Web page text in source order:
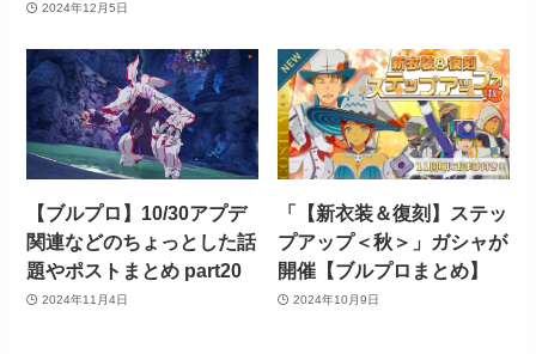
2024年12月5日
【ブルプロ】10/30アプデ
関連などのちょっとした話
題やポストまとめ part20
2024年11月4日
「【新衣装＆復刻】ステッ
プアップ＜秋＞」ガシャが
開催【ブルプロまとめ】
2024年10月9日